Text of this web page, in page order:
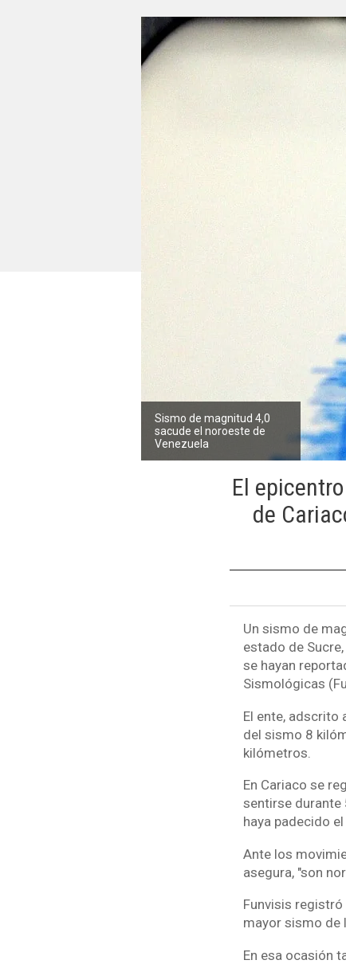
Sismo de magnitud 4,0
sacude el noroeste de
Venezuela
El
de
Un sismo de
estado de
se hayan
Sismológicas
El ente, adscrito
del sismo 8
kilómetros.
En Cariaco se
sentirse durante
haya padecido el
Ante los
asegura, "son
Funvisis
mayor sismo de
En esa ocasión